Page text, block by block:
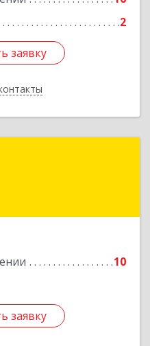
2
заявку
заявку
10
заявку
Сергиево-Посадский
заявку